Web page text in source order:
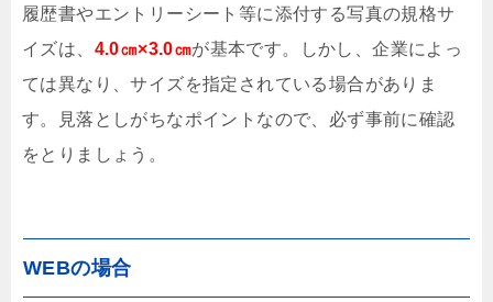
履歴書やエントリーシート等に添付する写真の規格サ
イズは、 4.0㎝×3.0㎝が基本です。しかし、企業によっ
ては異なり、サイズを指定されている場合がありま
す。見落としがちなポイントなので、必ず事前に確認
をとりましょう。
WEBの場合